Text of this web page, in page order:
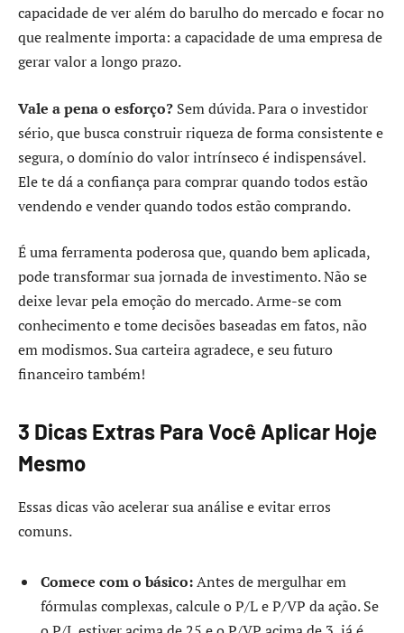
capacidade de ver além do barulho do mercado e focar no
que realmente importa: a capacidade de uma empresa de
gerar valor a longo prazo.
Vale a pena o esforço? Sem dúvida. Para o investidor
sério, que busca construir riqueza de forma consistente e
segura, o domínio do valor intrínseco é indispensável.
Ele te dá a confiança para comprar quando todos estão
vendendo e vender quando todos estão comprando.
É uma ferramenta poderosa que, quando bem aplicada,
pode transformar sua jornada de investimento. Não se
deixe levar pela emoção do mercado. Arme-se com
conhecimento e tome decisões baseadas em fatos, não
em modismos. Sua carteira agradece, e seu futuro
financeiro também!
3 Dicas Extras Para Você Aplicar Hoje
Mesmo
Essas dicas vão acelerar sua análise e evitar erros
comuns.
Comece com o básico:Antes de mergulhar em
fórmulas complexas, calcule o P/L e P/VP da ação. Se